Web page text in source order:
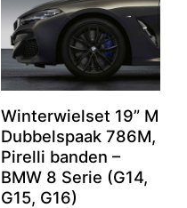
Winterwielset 19” M
Dubbelspaak 786M,
Pirelli banden –
BMW 8 Serie (G14,
G15, G16)